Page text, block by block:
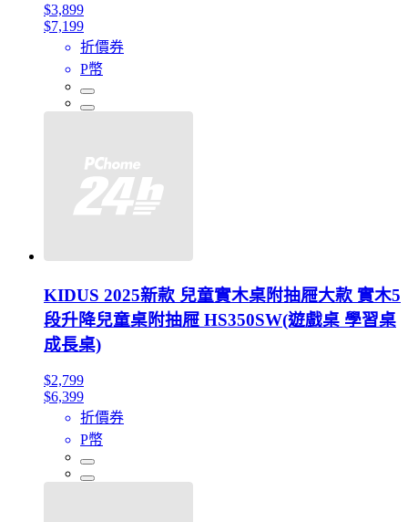
$3,899
$7,199
折價券
P幣
KIDUS 2025新款 兒童實木桌附抽屜大款 實木5
段升降兒童桌附抽屜 HS350SW(遊戲桌 學習桌
成長桌)
$2,799
$6,399
折價券
P幣